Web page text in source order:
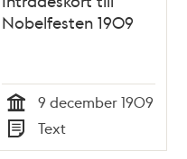
Nobelfesten 1909
Tid
9 december 1909
Typ
Text